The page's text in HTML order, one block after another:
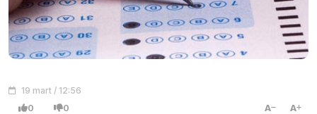
19 mart / 12:56
0 0 A A